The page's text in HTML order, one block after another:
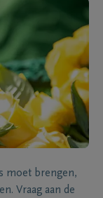
moet brengen,
Vraag aan de